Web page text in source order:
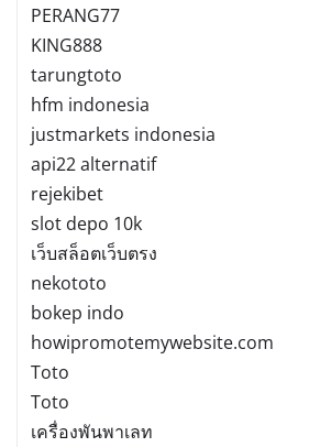
PERANG77
KING888
tarungtoto
hfm indonesia
justmarkets indonesia
api22 alternatif
rejekibet
slot depo 10k
เว็บสล็อตเว็บตรง
nekototo
bokep indo
howipromotemywebsite.com
Toto
Toto
เครื่องพันพาเลท